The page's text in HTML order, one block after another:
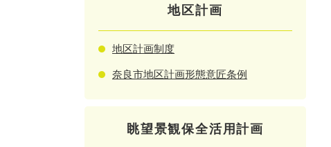
地区計画
地区計画制度
奈良市地区計画形態意匠条例
眺望景観保全活用計画